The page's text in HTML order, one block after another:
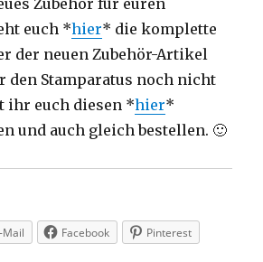
euch *hier* die komplette
der neuen Zubehör-Artikel
den Stamparatus noch nicht
ihr euch diesen *hier*
und auch gleich bestellen. 🙂
Mail Facebook Pinterest